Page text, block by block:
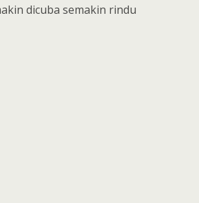
dicuba semakin rindu